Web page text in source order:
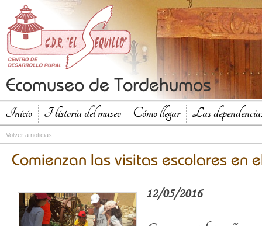
Ecomuseo de Tordehumos
Inicio Historia del museo Cómo llegar Las
Volver a noticias
Comienzan las visitas escolares en
12/05/2016